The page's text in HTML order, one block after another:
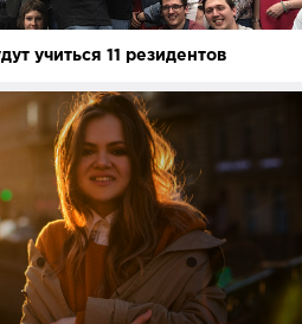
учиться 11 резидентов